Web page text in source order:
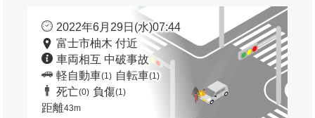
2022年6月29日(水)07:44
富士市柚木 付近
車両相互 中破事故
軽自動車(1) 自転車(1)
死亡(0) 負傷(1)
距離43m